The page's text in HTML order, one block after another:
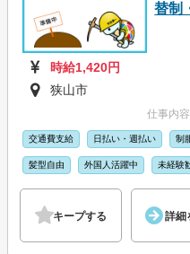
替制
時給1,420円
狭山市
仕事内
交通費支給 日払い・週払い 制
髪型自由 外国人活躍中 未経験
キープする 詳細